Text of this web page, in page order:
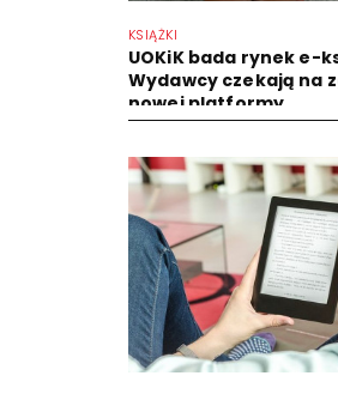
KSIĄŻKI
UOKiK bada rynek e-
Wydawcy czekają na
nowej platformy